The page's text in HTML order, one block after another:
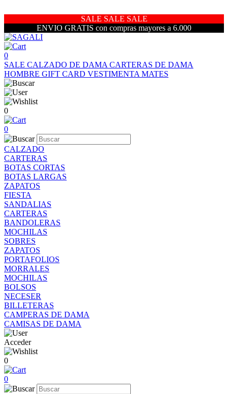
SALE SALE SALE
ENVIO GRATIS con compras mayores a 6.000
0
SALE CALZADO DE DAMA CARTERAS DE DAMA
HOMBRE GIFT CARD VESTIMENTA MATES
0
0
CALZADO
CARTERAS
BOTAS CORTAS
BOTAS LARGAS
ZAPATOS
FIESTA
SANDALIAS
CARTERAS
BANDOLERAS
MOCHILAS
SOBRES
ZAPATOS
PORTAFOLIOS
MORRALES
MOCHILAS
BOLSOS
NECESER
BILLETERAS
CAMPERAS DE DAMA
CAMISAS DE DAMA
Acceder
0
0